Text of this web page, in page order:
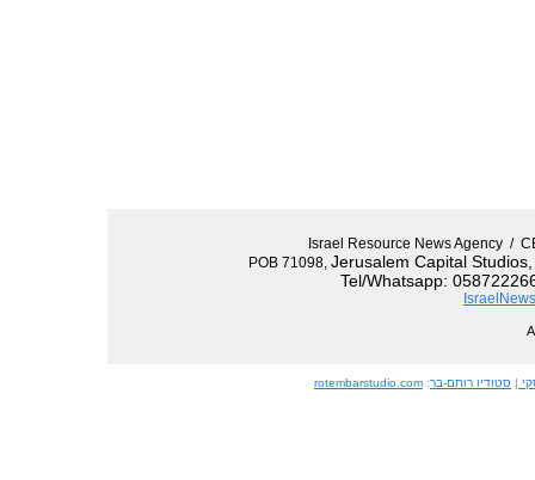
Israel Resource News Agency /
POB 71098, Jerusalem Capital
Tel/Whatsapp:
| סטודיו רותם-בר:
rotembarstudio.com